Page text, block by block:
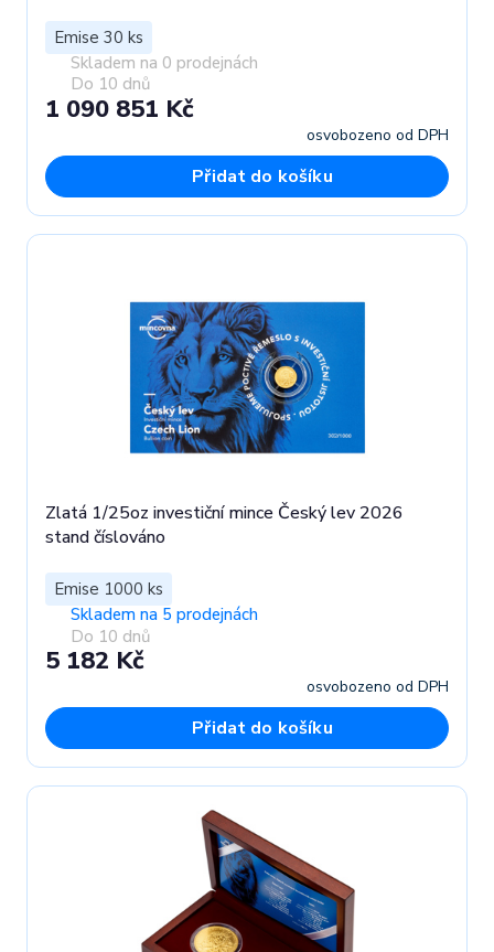
Emise 30 ks
Skladem na 0 prodejnách
Do 10 dnů
1 090 851 Kč
osvobozeno od DPH
Přidat do košíku
Zlatá 1/25oz investiční mince Český lev 2026
stand číslováno
Emise 1000 ks
Skladem na 5 prodejnách
Do 10 dnů
5 182 Kč
osvobozeno od DPH
Přidat do košíku